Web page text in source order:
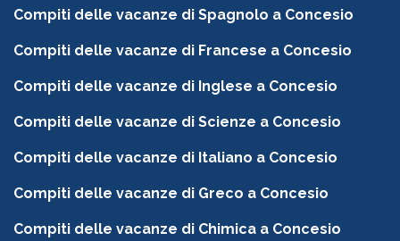
Compiti delle vacanze di Spagnolo a Concesio
Compiti delle vacanze di Francese a Concesio
Compiti delle vacanze di Inglese a Concesio
Compiti delle vacanze di Scienze a Concesio
Compiti delle vacanze di Italiano a Concesio
Compiti delle vacanze di Greco a Concesio
Compiti delle vacanze di Chimica a Concesio